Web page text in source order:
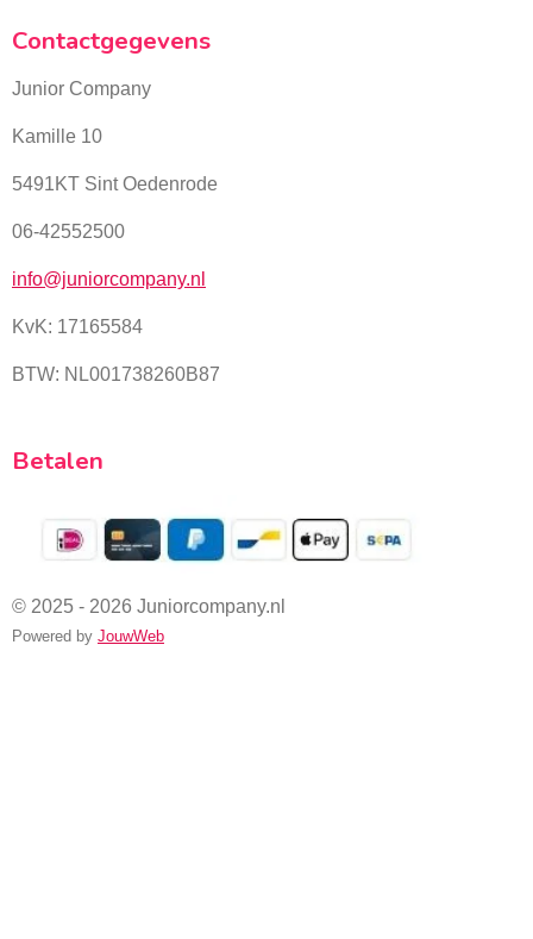
Contactgegevens
Junior Company
Kamille 10
5491KT Sint Oedenrode
06-42552500
info@juniorcompany.nl
KvK: 17165584
BTW: NL001738260B87
Betalen
© 2025 - 2026 Juniorcompany.nl
Powered by JouwWeb